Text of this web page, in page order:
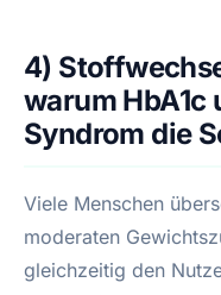
4)
warum HbA1c
Syndrom die
Viele Menschen
moderaten
gleichzeitig den